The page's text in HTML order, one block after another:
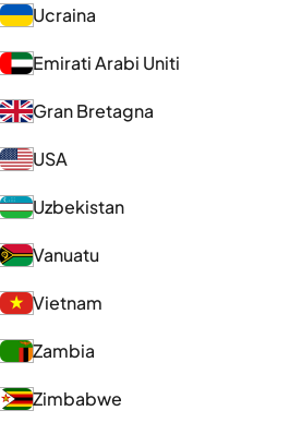
Ucraina
Emirati Arabi Uniti
Gran Bretagna
USA
Uzbekistan
Vanuatu
Vietnam
Zambia
Zimbabwe